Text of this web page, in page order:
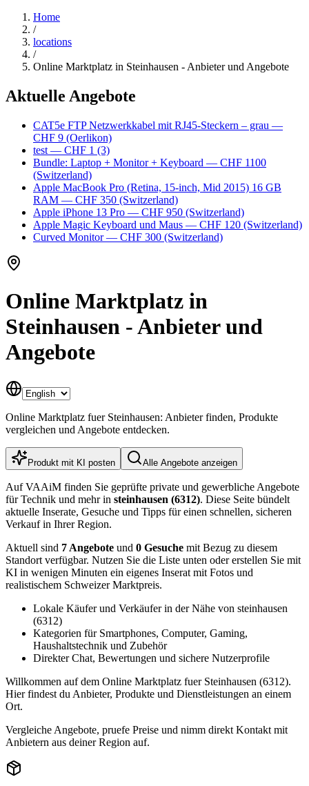
Home
/
locations
/
Online Marktplatz in Steinhausen - Anbieter und Angebote
Aktuelle Angebote
CAT5e FTP Netzwerkkabel mit RJ45-Steckern – grau —
CHF 9 (Oerlikon)
test — CHF 1 (3)
Bundle: Laptop + Monitor + Keyboard — CHF 1100
(Switzerland)
Apple MacBook Pro (Retina, 15-inch, Mid 2015) 16 GB
RAM — CHF 350 (Switzerland)
Apple iPhone 13 Pro — CHF 950 (Switzerland)
Apple Magic Keyboard und Maus — CHF 120 (Switzerland)
Curved Monitor— CHF 300 (Switzerland)
Online Marktplatz in
Steinhausen - Anbieter und
Angebote
Online Marktplatz fuer Steinhausen: Anbieter finden, Produkte
vergleichen und Angebote entdecken.
Produkt mit KI posten Alle Angebote anzeigen
Auf VAAiM finden Sie geprüfte private und gewerbliche Angebote
für Technik und mehr in steinhausen (6312). Diese Seite bündelt
aktuelle Inserate, Gesuche und Tipps für einen schnellen, sicheren
Verkauf in Ihrer Region.
Aktuell sind 7 Angebote und 0 Gesuche mit Bezug zu diesem
Standort verfügbar. Nutzen Sie die Liste unten oder erstellen Sie mit
KI in wenigen Minuten ein eigenes Inserat mit Fotos und
realistischem Schweizer Marktpreis.
Lokale Käufer und Verkäufer in der Nähe von steinhausen
(6312)
Kategorien für Smartphones, Computer, Gaming,
Haushaltstechnik und Zubehör
Direkter Chat, Bewertungen und sichere Nutzerprofile
Willkommen auf dem Online Marktplatz fuer Steinhausen (6312).
Hier findest du Anbieter, Produkte und Dienstleistungen an einem
Ort.
Vergleiche Angebote, pruefe Preise und nimm direkt Kontakt mit
Anbietern aus deiner Region auf.